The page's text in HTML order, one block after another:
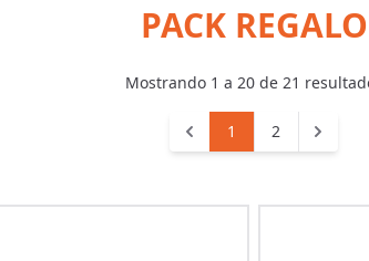
PACK REGALO
Mostrando 1 a 20 de 21
1 2